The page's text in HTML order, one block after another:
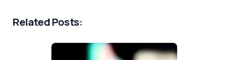
Related Posts: